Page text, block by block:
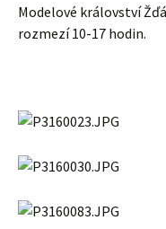
Modelové království
rozmezí 10-17 hodin.